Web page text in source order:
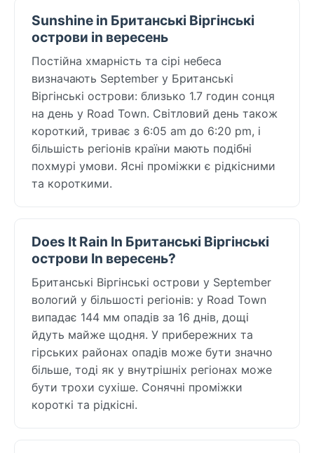
Sunshine in Британські Віргінські
острови in вересень
Постійна хмарність та сірі небеса
визначають September у Британські
Віргінські острови: близько 1.7 годин сонця
на день у Road Town. Світловий день також
короткий, триває з 6:05 am до 6:20 pm, і
більшість регіонів країни мають подібні
похмурі умови. Ясні проміжки є рідкісними
та короткими.
Does It Rain In Британські Віргінські
острови In вересень?
Британські Віргінські острови у September
вологий у більшості регіонів: у Road Town
випадає 144 мм опадів за 16 днів, дощі
йдуть майже щодня. У прибережних та
гірських районах опадів може бути значно
більше, тоді як у внутрішніх регіонах може
бути трохи сухіше. Сонячні проміжки
короткі та рідкісні.